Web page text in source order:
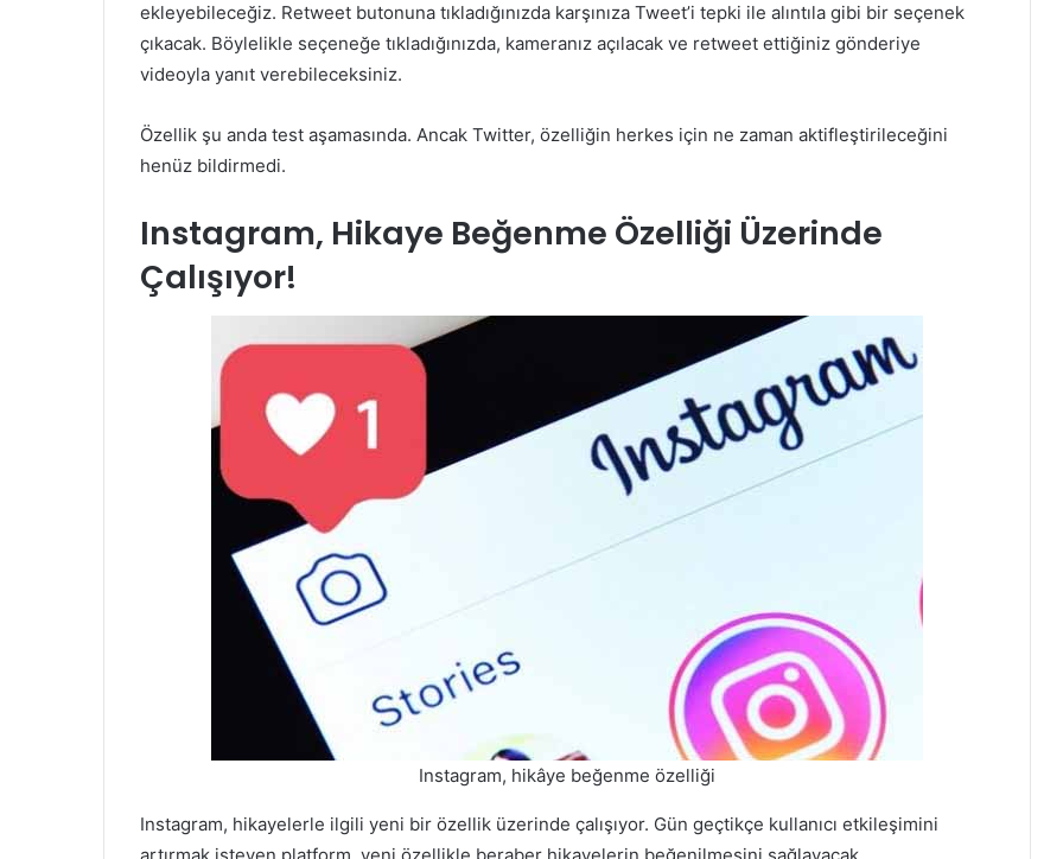
ekleyebileceğiz. Retweet butonuna tıkladığınızda karşınıza Tweet’i tepki ile alıntıla gibi bir seçenek
çıkacak. Böylelikle seçeneğe tıkladığınızda, kameranız açılacak ve retweet ettiğiniz gönderiye
videoyla yanıt verebileceksiniz.
Özellik şu anda test aşamasında. Ancak Twitter, özelliğin herkes için ne zaman aktifleştirileceğini
henüz bildirmedi.
Instagram, Hikaye Beğenme Özelliği Üzerinde
Çalışıyor!
Instagram, hikâye beğenme özelliği
Instagram, hikayelerle ilgili yeni bir özellik üzerinde çalışıyor. Gün geçtikçe kullanıcı etkileşimini
artırmak isteyen platform, yeni özellikle beraber hikayelerin beğenilmesini sağlayacak.